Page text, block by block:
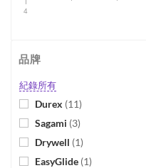
4
品牌
紀錄所有
Durex (11)
Sagami (3)
Drywell (1)
EasyGlide (1)